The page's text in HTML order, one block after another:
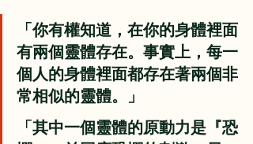
「你有權知道，在你的身體裡面
有兩個靈體存在。事實上，每一
個人的身體裡面都存在著兩個非
常相似的靈體。」
「其中一個靈體的原動力是『恐